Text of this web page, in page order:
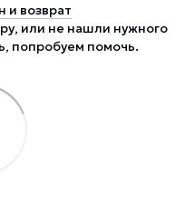
возврат
или не нашли нужного
попробуем помочь.